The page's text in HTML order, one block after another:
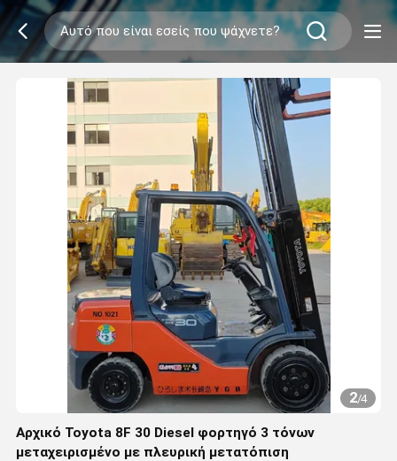
2/4
Αρχικό Toyota 8F 30 Diesel φορτηγό 3 τόνων
μεταχειρισμένο με πλευρική μετατόπιση